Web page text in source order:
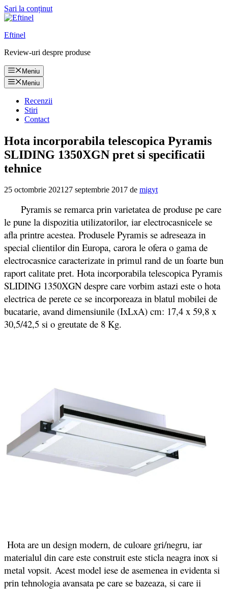
Sari la conținut
Eftinel
Review-uri despre produse
Meniu
Meniu
Recenzii
Stiri
Contact
Hota incorporabila telescopica Pyramis
SLIDING 1350XGN pret si specificatii
tehnice
25 octombrie 202127 septembrie 2017 de migyt
Pyramis se remarca prin varietatea de produse pe care
le pune la dispozitia utilizatorilor, iar electrocasnicele se
afla printre acestea. Produsele Pyramis se adreseaza in
special clientilor din Europa, carora le ofera o gama de
electrocasnice caracterizate in primul rand de un foarte bun
raport calitate pret. Hota incorporabila telescopica Pyramis
SLIDING 1350XGN despre care vorbim astazi este o hota
electrica de perete ce se incorporeaza in blatul mobilei de
bucatarie, avand dimensiunile (IxLxA) cm: 17,4 x 59,8 x
30,5/42,5 si o greutate de 8 Kg.
Hota are un design modern, de culoare gri/negru, iar
materialul din care este construit este sticla neagra inox si
metal vopsit. Acest model iese de asemenea in evidenta si
prin tehnologia avansata pe care se bazeaza, si care ii